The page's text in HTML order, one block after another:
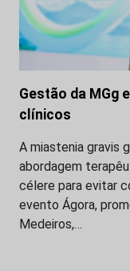
Gestão da MGg
clínicos
A miastenia gravis
abordagem
célere para evitar
evento Ágora,
Medeiros,…